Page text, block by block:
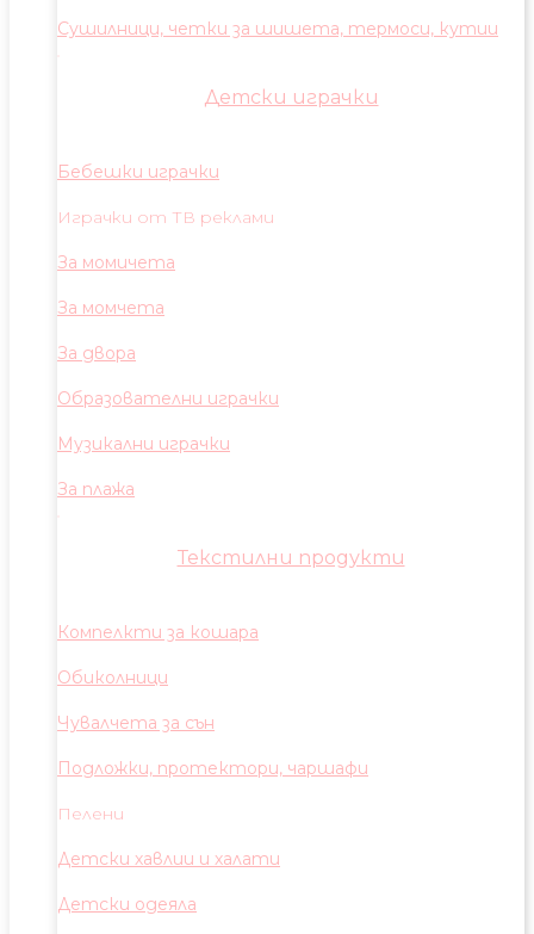
Сушилници, четки за шишета, термоси, кутии
Детски играчки
Бебешки играчки
Играчки от ТВ реклами
За момичета
За момчета
За двора
Образователни играчки
Музикални играчки
За плажа
Текстилни продукти
Компелкти за кошара
Обиколници
Чувалчета за сън
Подложки, протектори, чаршафи
Пелени
Детски хавлии и халати
Детски одеяла